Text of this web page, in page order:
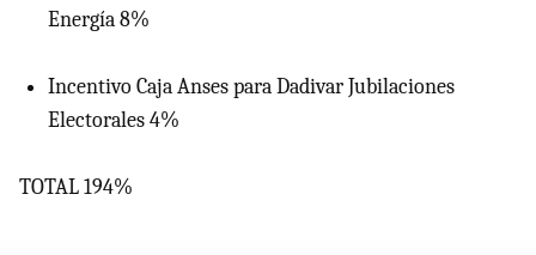
Energía 8%
Incentivo Caja Anses para Dadivar Jubilaciones
Electorales 4%
TOTAL 194%